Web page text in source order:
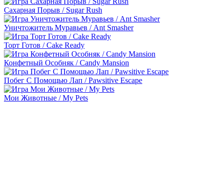
Сахарная Порыв / Sugar Rush
Уничтожитель Муравьев / Ant Smasher
Торт Готов / Cake Ready
Конфетный Особняк / Candy Mansion
Побег С Помощью Лап / Pawsitive Escape
Мои Животные / My Pets